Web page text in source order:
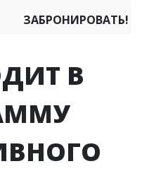
ЗАБРОНИРОВАТЬ!
В